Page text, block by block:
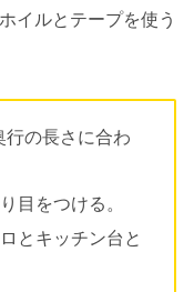
イルとテープを使う
行の長さに合わ
目をつける。
とキッチン台と